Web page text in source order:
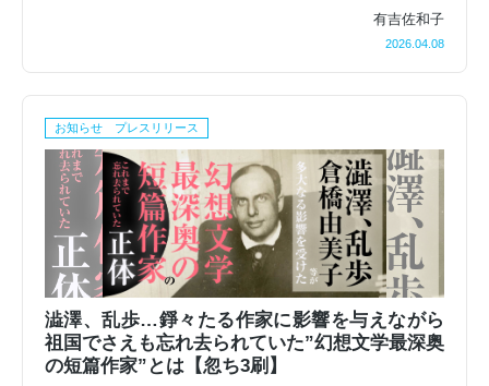
有吉佐和子
2026.04.08
お知らせ プレスリリース
澁澤、乱歩…錚々たる作家に影響を与えながら
祖国でさえも忘れ去られていた”幻想文学最深奥
の短篇作家”とは【忽ち3刷】